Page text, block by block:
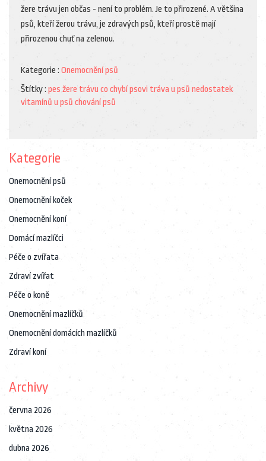
žere trávu jen občas - není to problém. Je to přirozené. A většina
psů, kteří žerou trávu, je zdravých psů, kteří prostě mají
přirozenou chuť na zelenou.
Kategorie : Onemocnění psů
Štítky : pes žere trávu co chybí psovi tráva u psů nedostatek
vitamínů u psů chování psů
Kategorie
Onemocnění psů
Onemocnění koček
Onemocnění koní
Domácí mazlíčci
Péče o zvířata
Zdraví zvířat
Péče o koně
Onemocnění mazlíčků
Onemocnění domácích mazlíčků
Zdraví koní
Archivy
června 2026
května 2026
dubna 2026